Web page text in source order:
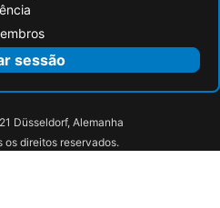
sessão
Düsseldorf, Alemanha
direitos reservados.